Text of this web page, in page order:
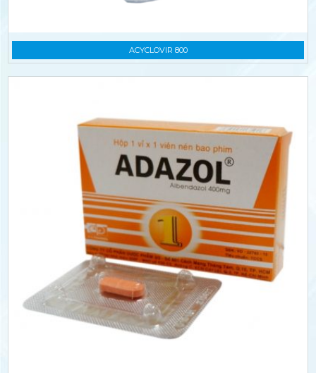
ACYCLOVIR 800